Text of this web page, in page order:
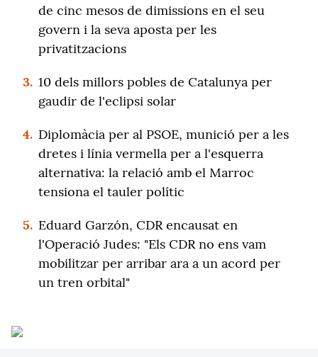
de cinc mesos de dimissions en el seu
govern i la seva aposta per les
privatitzacions
3. 10 dels millors pobles de Catalunya per
gaudir de l'eclipsi solar
4. Diplomàcia per al PSOE, munició per a les
dretes i línia vermella per a l'esquerra
alternativa: la relació amb el Marroc
tensiona el tauler polític
5. Eduard Garzón, CDR encausat en
l'Operació Judes: "Els CDR no ens vam
mobilitzar per arribar ara a un acord per
un tren orbital"